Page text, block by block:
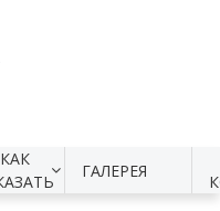
КАК
ГАЛЕРЕЯ